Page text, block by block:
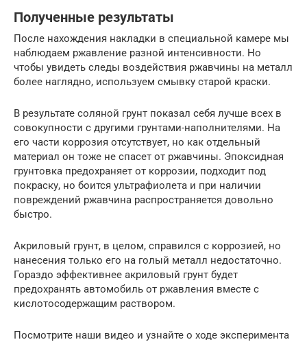
Полученные результаты
После нахождения накладки в специальной камере мы
наблюдаем ржавление разной интенсивности. Но
чтобы увидеть следы воздействия ржавчины на металл
более наглядно, используем смывку старой краски.
В результате соляной грунт показал себя лучше всех в
совокупности с другими грунтами-наполнителями. На
его части коррозия отсутствует, но как отдельный
материал он тоже не спасет от ржавчины. Эпоксидная
грунтовка предохраняет от коррозии, подходит под
покраску, но боится ультрафиолета и при наличии
повреждений ржавчина распространяется довольно
быстро.
Акриловый грунт, в целом, справился с коррозией, но
нанесения только его на голый металл недостаточно.
Гораздо эффективнее акриловый грунт будет
предохранять автомобиль от ржавления вместе с
кислотосодержащим раствором.
Посмотрите наши видео и узнайте о ходе эксперимента